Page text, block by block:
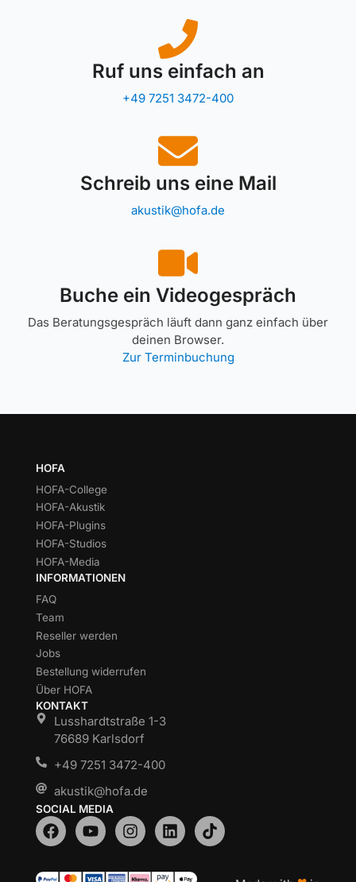
Ruf uns einfach an
+49 7251 3472-400
Schreib uns eine Mail
akustik@hofa.de
Buche ein Videogespräch
Das Beratungsgespräch läuft dann ganz einfach über
deinen Browser.
Zur Terminbuchung
HOFA
HOFA-College
HOFA-Akustik
HOFA-Plugins
HOFA-Studios
HOFA-Media
INFORMATIONEN
FAQ
Team
Reseller werden
Jobs
Bestellung widerrufen
Über HOFA
KONTAKT
Lusshardtstraße 1-3
76689 Karlsdorf
+49 7251 3472-400
akustik@hofa.de
SOCIAL MEDIA